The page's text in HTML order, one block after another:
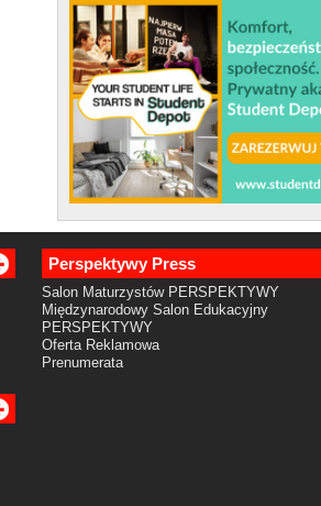
Perspektywy Press
Salon Maturzystów PERSPEKTYWY
Międzynarodowy Salon Edukacyjny
PERSPEKTYWY
Oferta Reklamowa
Prenumerata